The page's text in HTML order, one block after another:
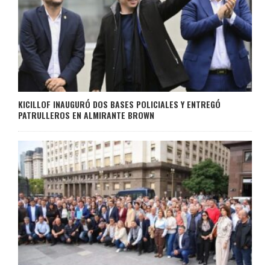
KICILLOF INAUGURÓ DOS BASES POLICIALES Y ENTREGÓ
PATRULLEROS EN ALMIRANTE BROWN